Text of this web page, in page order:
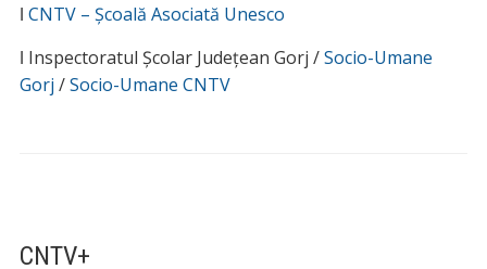
CNTV+
ǀ CNTV – Școală Asociată Unesco
ǀ Inspectoratul Școlar Județean Gorj /Socio-Umane
Gorj /Socio-Umane CNTV